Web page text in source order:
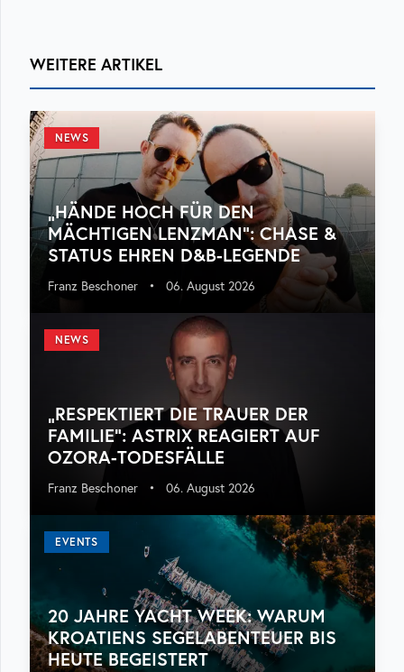
WEITERE ARTIKEL
NEWS
„HÄNDE HOCH FÜR DEN
MÄCHTIGEN LENZMAN“: CHASE &
STATUS EHREN D&B-LEGENDE
Franz Beschoner • 06. August 2026
NEWS
„RESPEKTIERT DIE TRAUER DER
FAMILIE“: ASTRIX REAGIERT AUF
OZORA-TODESFÄLLE
Franz Beschoner • 06. August 2026
EVENTS
20 JAHRE YACHT WEEK: WARUM
KROATIENS SEGELABENTEUER BIS
HEUTE BEGEISTERT